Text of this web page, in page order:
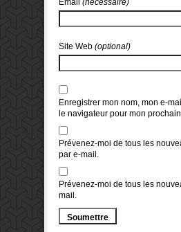
Email (nécessaire)
Site Web (optional)
Enregistrer mon nom, mon e-
le navigateur pour mon
Prévenez-moi de tous les
par e-mail.
Prévenez-moi de tous les
mail.